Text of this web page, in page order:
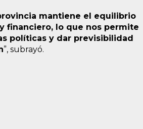
mantiene el equilibrio
financiero, lo que nos permite
políticas y dar previsibilidad
”, subrayó.